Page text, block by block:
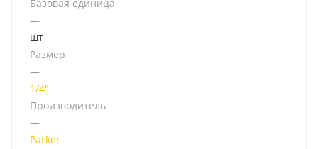
Базовая единица
—
шт
Размер
—
1/4"
Производитель
—
Parker